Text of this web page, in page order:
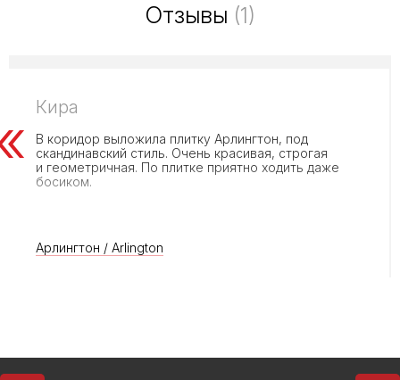
Отзывы (1)
Кира
В коридор выложила плитку Арлингтон, под
скандинавский стиль. Очень красивая, строгая
и геометричная. По плитке приятно ходить даже
босиком.
Арлингтон / Arlington